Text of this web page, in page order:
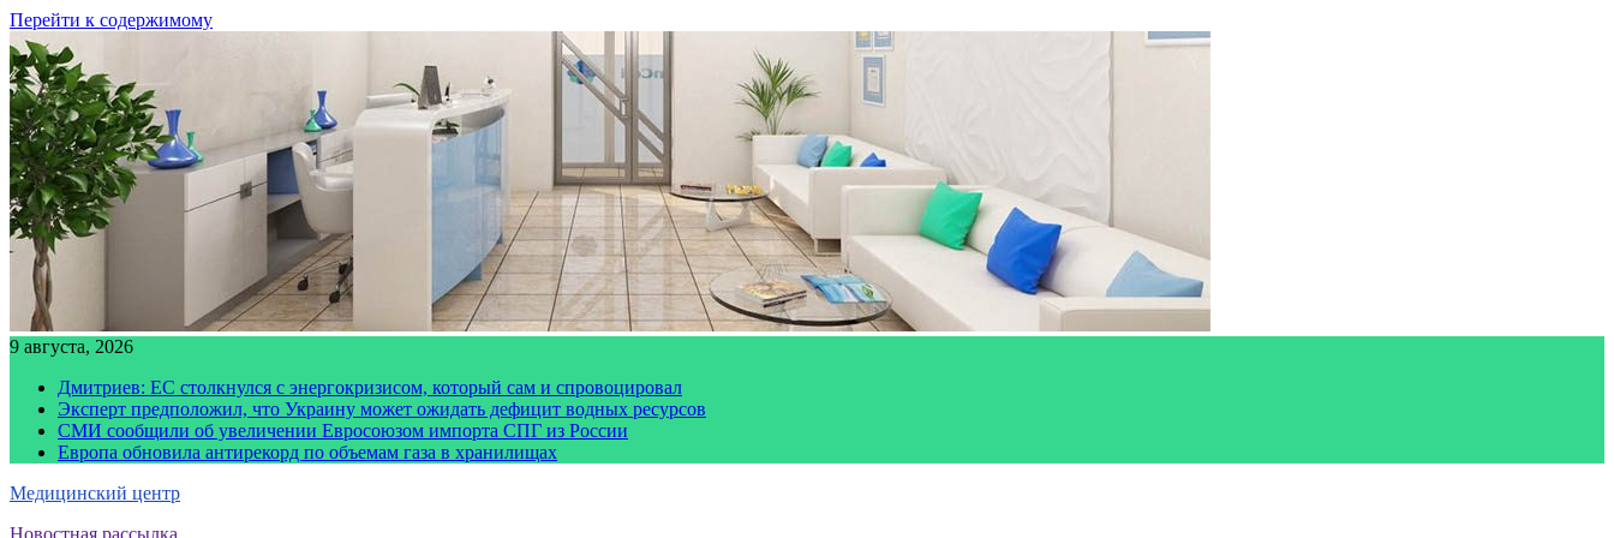
Перейти к содержимому
9 августа, 2026
Дмитриев: ЕС столкнулся с энергокризисом, который сам и спровоцировал
Эксперт предположил, что Украину может ожидать дефицит водных ресурсов
СМИ сообщили об увеличении Евросоюзом импорта СПГ из России
Европа обновила антирекорд по объемам газа в хранилищах
Медицинский центр
Новостная рассылка